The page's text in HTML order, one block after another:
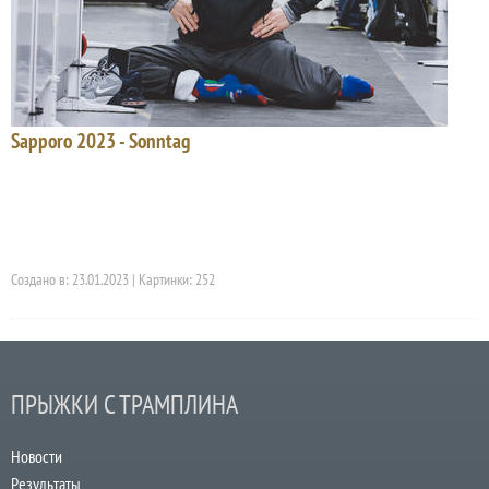
Sapporo 2023 - Sonntag
Создано в: 23.01.2023 | Картинки: 252
ПРЫЖКИ С ТРАМПЛИНА
Новости
Результаты